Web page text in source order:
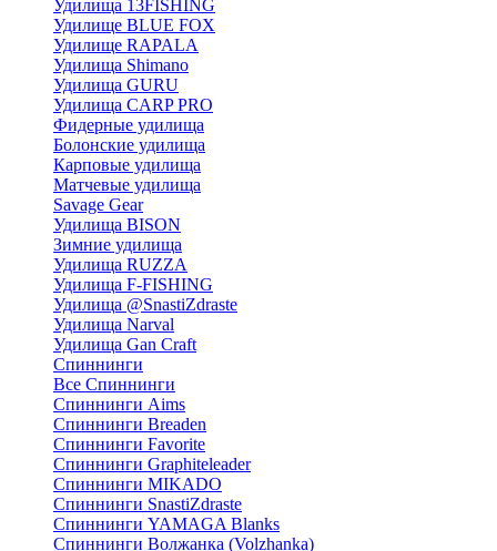
Удилища 13FISHING
Удилище BLUE FOX
Удилище RAPALA
Удилища Shimano
Удилища GURU
Удилища CARP PRO
Фидерные удилища
Болонские удилища
Карповые удилища
Матчевые удилища
Savage Gear
Удилища BISON
Зимние удилища
Удилища RUZZA
Удилища F-FISHING
Удилища @SnastiZdraste
Удилища Narval
Удилища Gan Craft
Спиннинги
Все Спиннинги
Спиннинги Aims
Спиннинги Breaden
Спиннинги Favorite
Спиннинги Graphiteleader
Спиннинги MIKADO
Спиннинги SnastiZdraste
Спиннинги YAMAGA Blanks
Спиннинги Волжанка (Volzhanka)